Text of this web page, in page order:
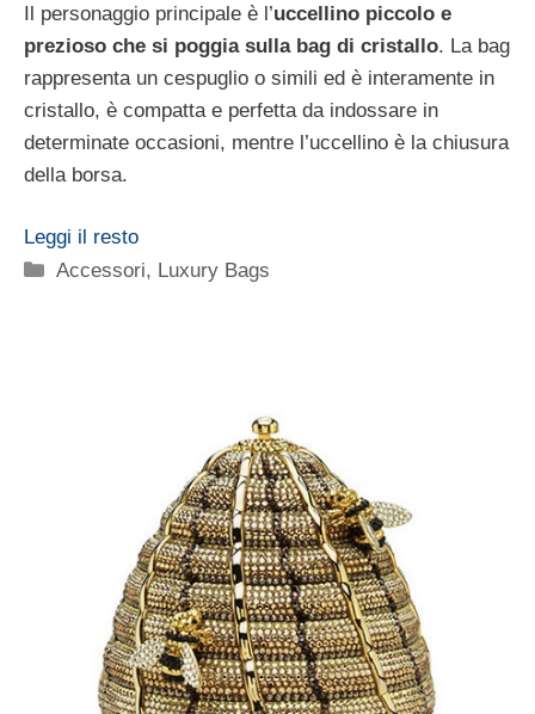
Il personaggio principale è l’uccellino piccolo e
prezioso che si poggia sulla bag di cristallo. La bag
rappresenta un cespuglio o simili ed è interamente in
cristallo, è compatta e perfetta da indossare in
determinate occasioni, mentre l’uccellino è la chiusura
della borsa.
Leggi il resto
Categorie
Accessori, Luxury Bags